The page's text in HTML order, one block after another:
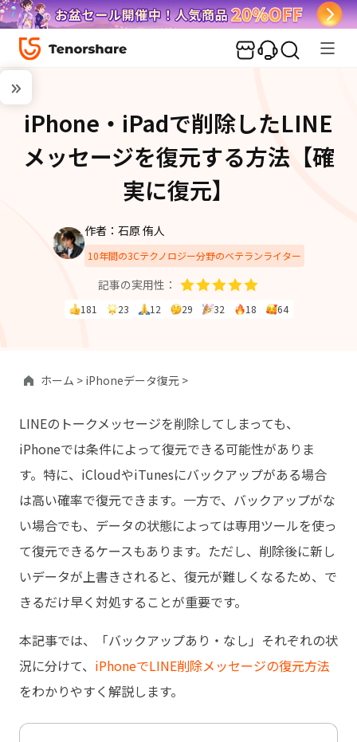
iPhone・iPadで削除したLINE
メッセージを復元する方法【確
実に復元】
作者：石原 侑人
10年間の3Cテクノロジー分野のベテランライター
記事の実用性：
181 23 12 29 32 18 64
ホーム > iPhoneデータ復元 >
LINEのトークメッセージを削除してしまっても、
iPhoneでは条件によって復元できる可能性がありま
す。特に、iCloudやiTunesにバックアップがある場合
は高い確率で復元できます。一方で、バックアップがな
い場合でも、データの状態によっては専用ツールを使っ
て復元できるケースもあります。ただし、削除後に新し
いデータが上書きされると、復元が難しくなるため、で
きるだけ早く対処することが重要です。
本記事では、「バックアップあり・なし」それぞれの状
況に分けて、 iPhoneでLINE削除メッセージの復元方法
をわかりやすく解説します。